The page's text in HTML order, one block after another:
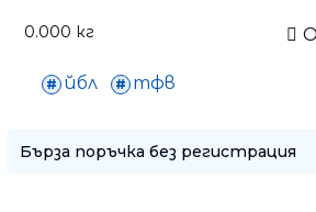
0.000 кг
йбл тфв
Бърза поръчка без регистрация